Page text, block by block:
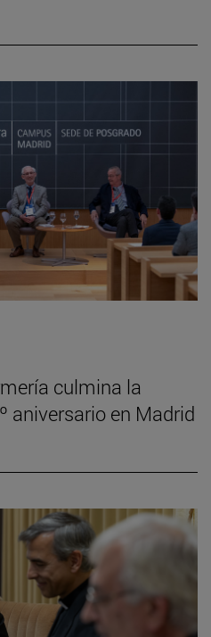
culmina la
aniversario en Madrid